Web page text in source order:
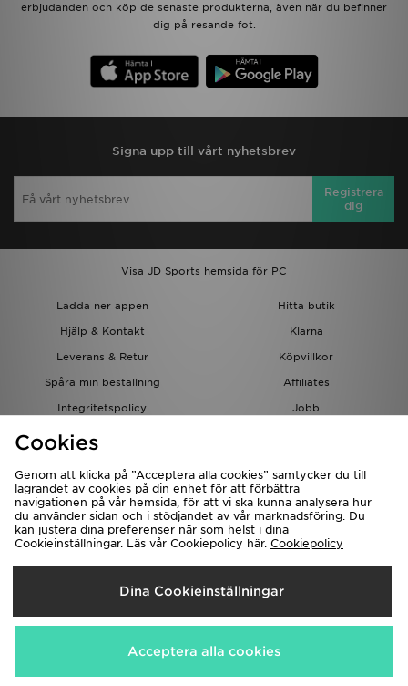
erbjudanden och köp de senaste produkterna, även när du befinner
dig på resande fot.
Signa upp till vårt nyhetsbrev
Registrera
dig
Visa JD Sports hemsida för PC
Ladda ner appen
Hitta butik
Hjälp & Kontakt
Klarna
Leverans & Retur
Köpvillkor
Spåra min beställning
Affiliates
Integritetspolicy
Jobb
JD-bloggen
Levererar Till
Sverige
Vi accepterar följande betalningssätt
Cookies
Genom att klicka på ”Acceptera alla cookies” samtycker du till
lagrandet av cookies på din enhet för att förbättra
navigationen på vår hemsida, för att vi ska kunna analysera hur
du använder sidan och i stödjandet av vår marknadsföring. Du
kan justera dina preferenser när som helst i dina
Cookieinställningar. Läs vår Cookiepolicy här. Cookiepolicy
Dina Cookieinställningar
Acceptera alla cookies